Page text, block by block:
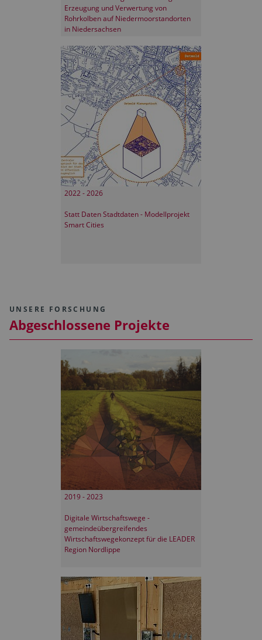
Erzeugung und Verwertung von
Rohrkolben auf Niedermoorstandorten
in Niedersachsen
2022 - 2026
Statt Daten Stadtdaten - Modellprojekt
Smart Cities
UNSERE FORSCHUNG
Abgeschlossene Projekte
2019 - 2023
Digitale Wirtschaftswege -
gemeindeübergreifendes
Wirtschaftswegekonzept für die LEADER
Region Nordlippe